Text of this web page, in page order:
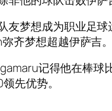
友梦想成为职业足
齐梦想超越伊萨吉。
记得他在棒
先优势。